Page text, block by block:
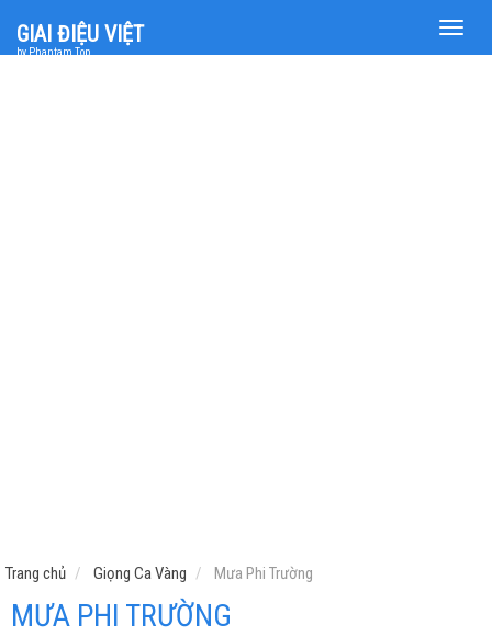
Toggle
GIAI ĐIỆU VIỆT
by Phantam Top
Trang chủ Giọng Ca Vàng Mưa Phi Trường
MƯA PHI TRƯỜNG